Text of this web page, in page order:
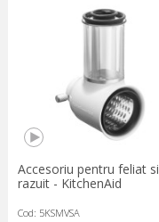
Accesoriu pentru feliat si
razuit - KitchenAid
Cod: 5KSMVSA